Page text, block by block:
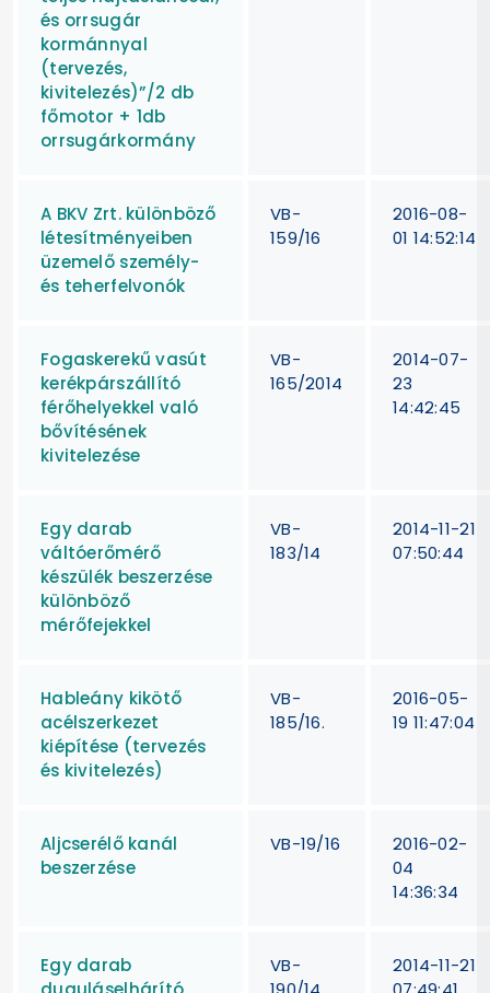
és orrsugár
kormánnyal
(tervezés,
kivitelezés)”/2 db
főmotor + 1db
orrsugárkormány
A BKV Zrt. különböző
létesítményeiben
üzemelő személy-
és teherfelvonók
VB-
159/16
2016-08-
01 14:52:14
Fogaskerekű vasút
kerékpárszállító
férőhelyekkel való
bővítésének
kivitelezése
VB-
165/2014
2014-07-
23
14:42:45
Egy darab
váltóerőmérő
készülék beszerzése
különböző
mérőfejekkel
VB-
183/14
2014-11-21
07:50:44
Hableány kikötő
acélszerkezet
kiépítése (tervezés
és kivitelezés)
VB-
185/16.
2016-05-
19 11:47:04
Aljcserélő kanál
beszerzése
VB-19/16
2016-02-
04
14:36:34
Egy darab
VB-
2014-11-21